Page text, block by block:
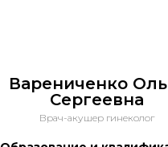
Варениченко
Сергеевна
Врач-акушер гинеколог